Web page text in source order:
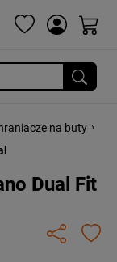
na buty ›
Dual Fit